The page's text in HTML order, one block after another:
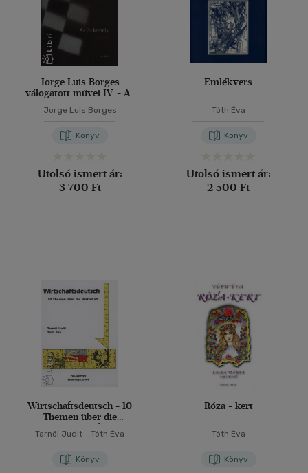
Jorge Luis Borges
válogatott művei IV. - Az
Jorge Luis Borges
Könyv
Utolsó ismert ár:
3 700 Ft
Emlékvers
Tóth Éva
Könyv
Utolsó ismert ár:
2 500 Ft
Wirtschaftsdeutsch - 10
Themen über die
Wirtschaft
Tarnói Judit - Tóth Éva
Könyv
Róza - kert
Tóth Éva
Könyv